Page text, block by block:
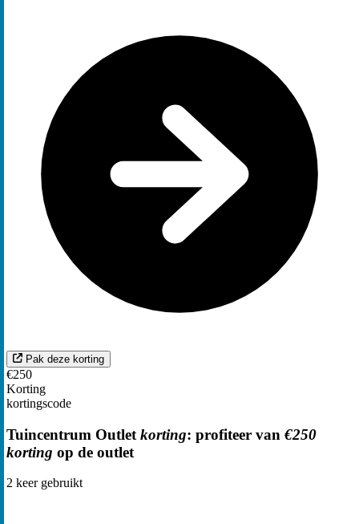
Pak deze korting
€250
Korting
kortingscode
Tuincentrum Outlet korting: profiteer van €250
korting op de outlet
2 keer gebruikt